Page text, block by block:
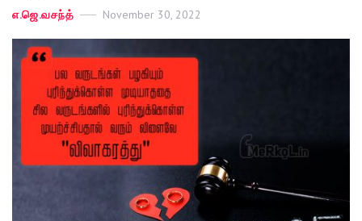
Categories
எ.ஜெ.வசந்த்
Posted
November 30, 2022